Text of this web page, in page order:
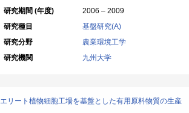
研究期間 (年度)
2006 – 2009
研究種目
基盤研究(A)
研究分野
農業環境工学
研究機関
九州大学
エリート植物細胞工場を基盤とした有用原料物質の生産